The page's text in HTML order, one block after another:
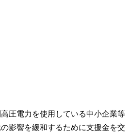
圧電力を使用している中小企業等
影響を緩和するために支援金を交